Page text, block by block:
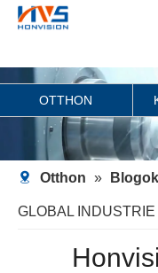
OTTHON
Otthon » Blogok
GLOBAL